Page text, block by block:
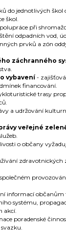
do jednotlivých škol
škol.
při
odpadních vod,
prvků a zón
záchranného
vybavení-
financování.
trasy
a udržování
veřejné
o občany
zdravotnických
informací občanům
systému,
akcí.
poradenské